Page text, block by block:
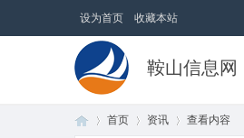
设为首页 收藏本站
鞍山信息网
首页 资讯 查看内容